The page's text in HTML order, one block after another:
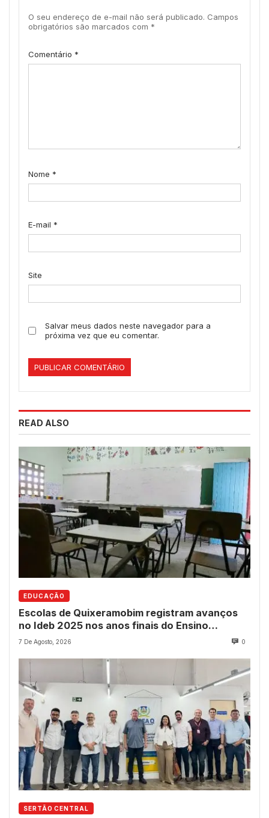
O seu endereço de e-mail não será publicado. Campos
obrigatórios são marcados com *
Comentário *
Nome *
E-mail *
Site
Salvar meus dados neste navegador para a
próxima vez que eu comentar.
READ ALSO
EDUCAÇÃO
Escolas de Quixeramobim registram avanços
no Ideb 2025 nos anos finais do Ensino
Fundamental
7 De Agosto, 2026 0
SERTÃO CENTRAL